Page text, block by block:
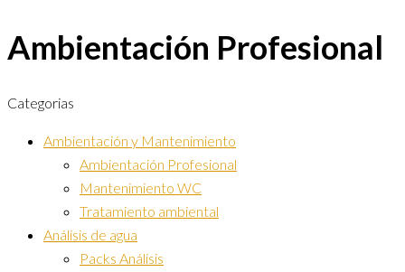
Ambientación Profesional
Categorias
Ambientación y Mantenimiento
Ambientación Profesional
Mantenimiento WC
Tratamiento ambiental
Análisis de agua
Packs Análisis